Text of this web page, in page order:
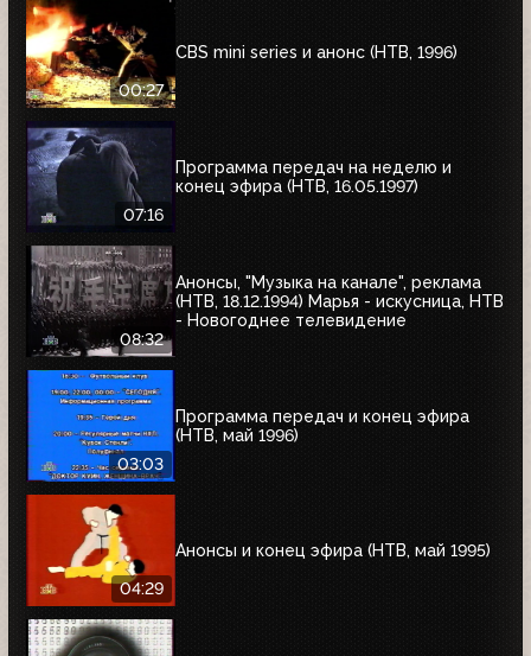
00:27
CBS mini series и анонс (НТВ, 1996)
07:16
Программа передач на неделю и
конец эфира (НТВ, 16.05.1997)
08:32
Анонсы, "Музыка на канале", реклама
(НТВ, 18.12.1994) Марья - искусница, НТВ
- Новогоднее телевидение
03:03
Программа передач и конец эфира
(НТВ, май 1996)
04:29
Анонсы и конец эфира (НТВ, май 1995)